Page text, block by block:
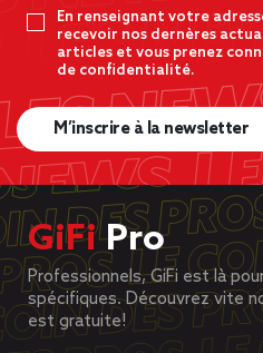
En renseignant votre
recevoir nos dernères
articles et vous prenez
de confidentialité.
M’inscrire à la newsletter
GiFiPro
Professionnels, GiFi est là
spécifiques. Découvrez vite
est gratuite!